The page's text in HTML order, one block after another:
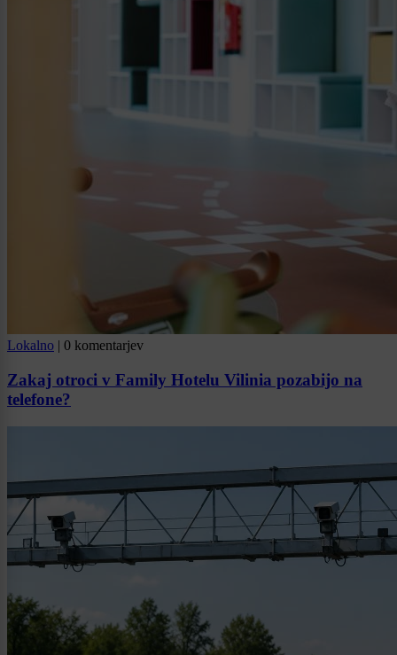
Lokalno | 0 komentarjev
Zakaj otroci v Family Hotelu Vilinia pozabijo na
telefone?